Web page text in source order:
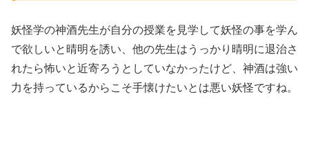
妖怪学の神酒先生が自分の授業を見学して妖怪の事を学ん
で欲しいと晴明を誘い、他の先生はうっかり晴明に退治さ
れたら怖いと近寄ろうとしていなかったけど、神酒は強い
力を持っているからこそ手懐けたいとは悪い妖怪ですね。